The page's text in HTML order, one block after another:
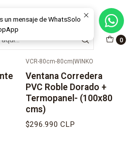
0
E INSTALANDO SOLUCIONES DE
Y VENTANAS
Ventanas PVC
VCR-80cm-80cm WINKO
Ventana Corredera
PVC Roble Dorado +
Termopanel- (100x80
cms)
$296.990 CLP
un mensaje de WhatsSolo